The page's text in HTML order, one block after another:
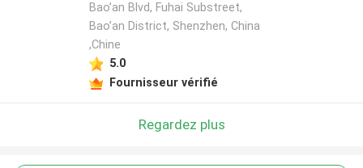
Bao’an Blvd, Fuhai Substreet,
Bao’an District, Shenzhen, China
,Chine
5.0
Fournisseur vérifié
Regardez plus